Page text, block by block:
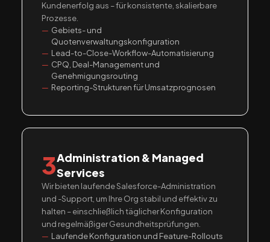
Kundenerfolg aus – für konsistente, skalierbare
Prozesse.
Gebiets- und
Quotenverwaltungskonfiguration
Lead-to-Close-Workflow-Automatisierung
CPQ, Deal-Management und
Genehmigungsrouting
Reporting-Strukturen für Umsatzprognosen
3Administration & Managed
Services
Wir bieten laufende Salesforce-Administration
und -Support, um Ihre Org stabil und effektiv zu
halten – einschließlich täglicher Konfiguration
und regelmäßiger Gesundheitsprüfungen.
Laufende Konfiguration und Feature-Rollouts